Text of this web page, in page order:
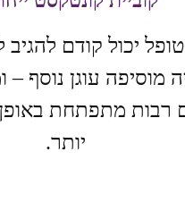
יכול קודם להגיב
מוסיפה עוגן נוסף
רבות מתפתחת
יותר.